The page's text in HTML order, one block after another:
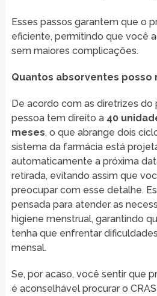
Esses passos garantem que o
eficiente, permitindo que você
sem maiores complicações.
Quantos absorventes posso
De acordo com as diretrizes do
pessoa tem direito a 40
meses, o que abrange dois
sistema da farmácia está
automaticamente a próxima
retirada, evitando assim que
preocupar com esse detalhe.
pensada para atender as
higiene menstrual, garantindo
tenha que enfrentar
mensal.
Se, por acaso, você sentir que
é aconselhável procurar o